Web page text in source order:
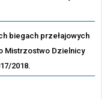
biegach przełajowych
Mistrzostwo Dzielnicy
2018.